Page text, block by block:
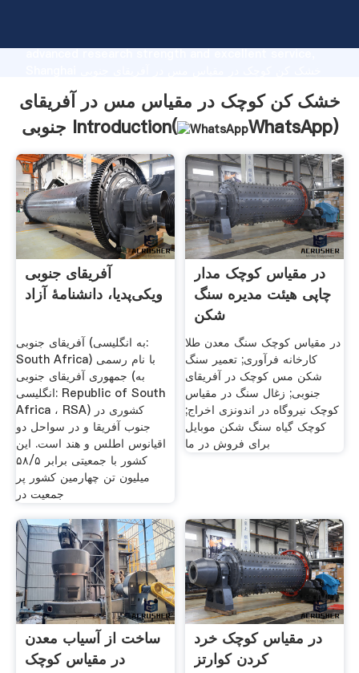
advanced research strength and excellent service,
supplier create the value and bring values to all of
customers.
خشک کن کوچک در مقیاس مس در آفریقای
جنوبی Introduction(
WhatsApp)
آفریقای جنوبی
ویکی‌پدیا، دانشنامهٔ آزاد
آفریقای جنوبی (به انگلیسی:
South Africa) با نام رسمی
جمهوری آفریقای جنوبی (به
انگلیسی: Republic of South
Africa ، RSA) کشوری در
جنوب آفریقا و در سواحل دو
اقیانوس اطلس و هند است. این
کشور با جمعیتی برابر ۵۸/۵
میلیون تن چهارمین کشور پر
جمعیت در
در مقیاس کوچک مدار
چاپی هیئت مدیره سنگ
شکن
در مقیاس کوچک سنگ معدن طلا
کارخانه فرآوری; تعمیر سنگ
شکن مس کوچک در آفریقای
جنوبی; زغال سنگ در مقیاس
کوچک نیروگاه در اندونزی اخراج;
کوچک گیاه سنگ شکن موبایل
برای فروش در ما
ساخت از آسیاب معدن
در مقیاس کوچک
در مقیاس کوچک خرد
کردن کوارتز